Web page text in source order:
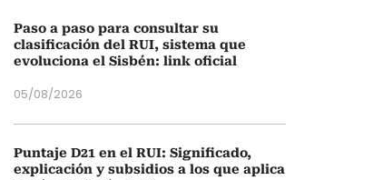
Paso a paso para consultar su
clasificación del RUI, sistema que
evoluciona el Sisbén: link oficial
05/08/2026
Puntaje D21 en el RUI: Significado,
explicación y subsidios a los que aplica